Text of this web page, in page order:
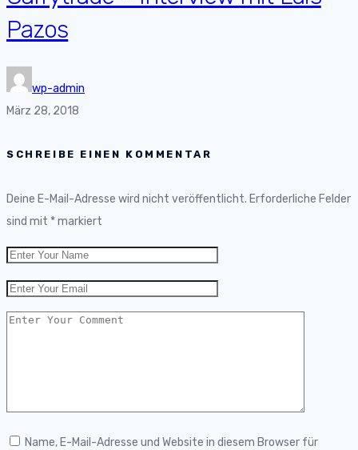
Pazos
wp-admin
März 28, 2018
SCHREIBE EINEN KOMMENTAR
Deine E-Mail-Adresse wird nicht veröffentlicht. Erforderliche Felder
sind mit *markiert
Name, E-Mail-Adresse und Website in diesem Browser für